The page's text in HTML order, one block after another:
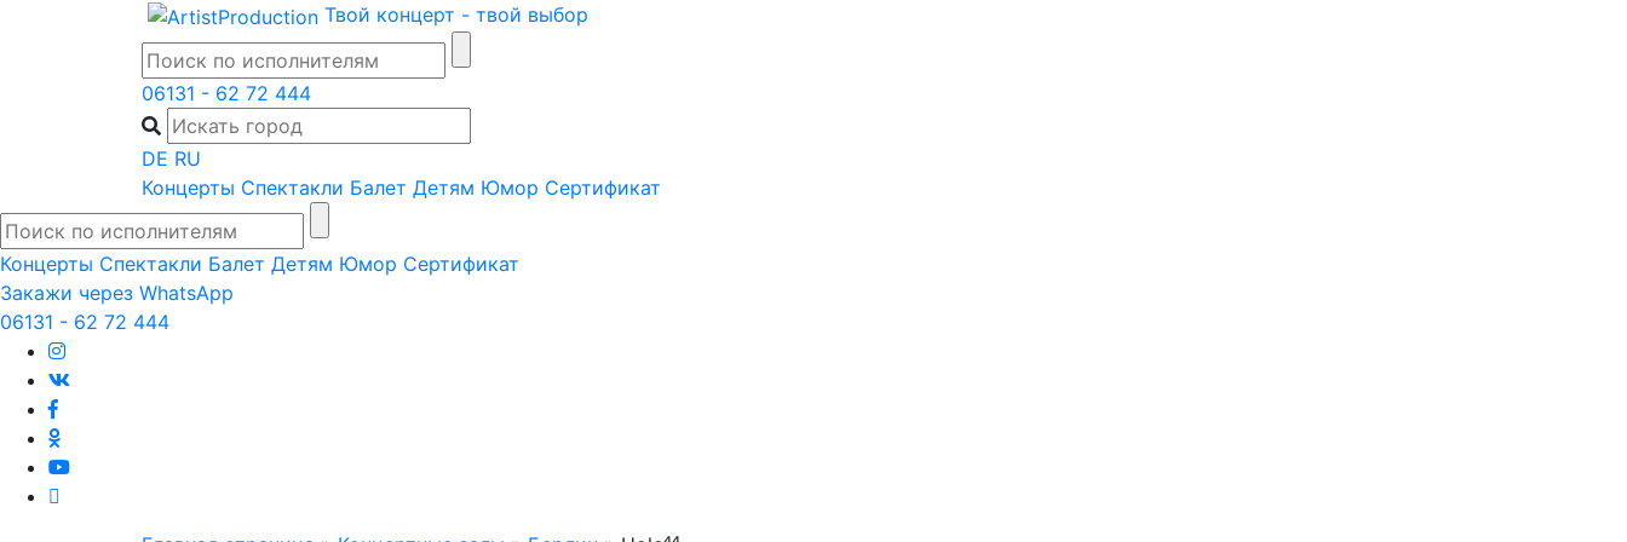
Твой концерт - твой выбор
06131 - 62 72 444
DE RU
Концерты Спектакли Балет Детям Юмор Сертификат
Концерты Спектакли Балет Детям Юмор Сертификат
Закажи через WhatsApp
06131 - 62 72 444